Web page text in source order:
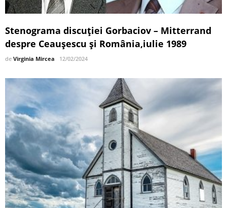
Stenograma discuției Gorbaciov – Mitterrand
despre Ceaușescu și România,iulie 1989
de Virginia Mircea 12/02/2024